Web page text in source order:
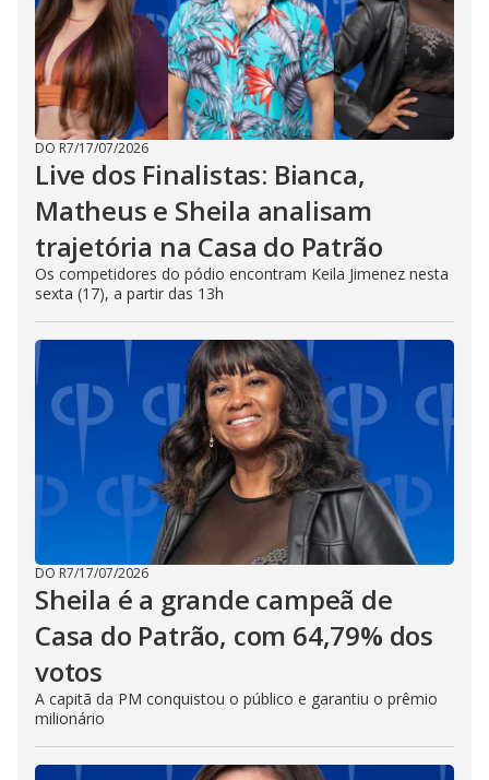
DO R7/17/07/2026
Live dos Finalistas: Bianca,
Matheus e Sheila analisam
trajetória na Casa do Patrão
Os competidores do pódio encontram Keila Jimenez nesta
sexta (17), a partir das 13h
DO R7/17/07/2026
Sheila é a grande campeã de
Casa do Patrão, com 64,79% dos
votos
A capitã da PM conquistou o público e garantiu o prêmio
milionário